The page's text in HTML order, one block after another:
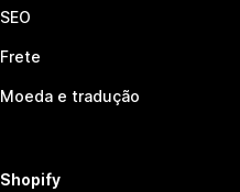
SEO
Frete
Moeda e tradução
Shopify